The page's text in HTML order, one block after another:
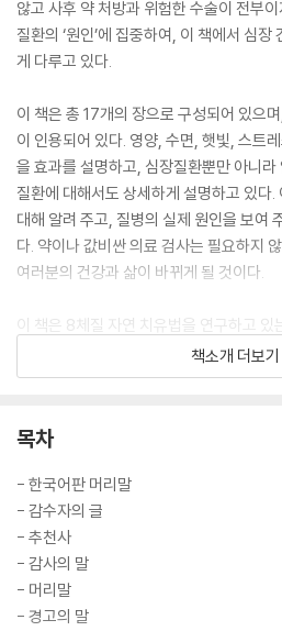
않고 사후 약 처방과 위험한 수술이 전부
질환의 ‘원인’에 집중하여, 이 책에서 심
게 다루고 있다.
이 책은 총 17개의 장으로 구성되어 있으
이 인용되어 있다. 영양, 수면, 햇빛, 스트
을 효과를 설명하고, 심장질환뿐만 아니
질환에 대해서도 상세하게 설명하고 있다
대해 알려 주고, 질병의 실제 원인을 보여
다. 약이나 값비싼 의료 검사는 필요하지
여러분의 건강과 삶이 바뀌게 될 것이다.
이 책은 8체질 자연 치유법을 연구하고 있
『환자혁명』의 저자, 『암을 고치는 미국
서 ‘닥터 조의 건강 이야기’를 통해 많은
과 사랑하는 가족을 위해 꼭 읽어야 할 책이
책소개 더보기
목차
- 한국어판 머리말
- 감수자의 글
- 추천사
- 감사의 말
- 머리말
- 경고의 말